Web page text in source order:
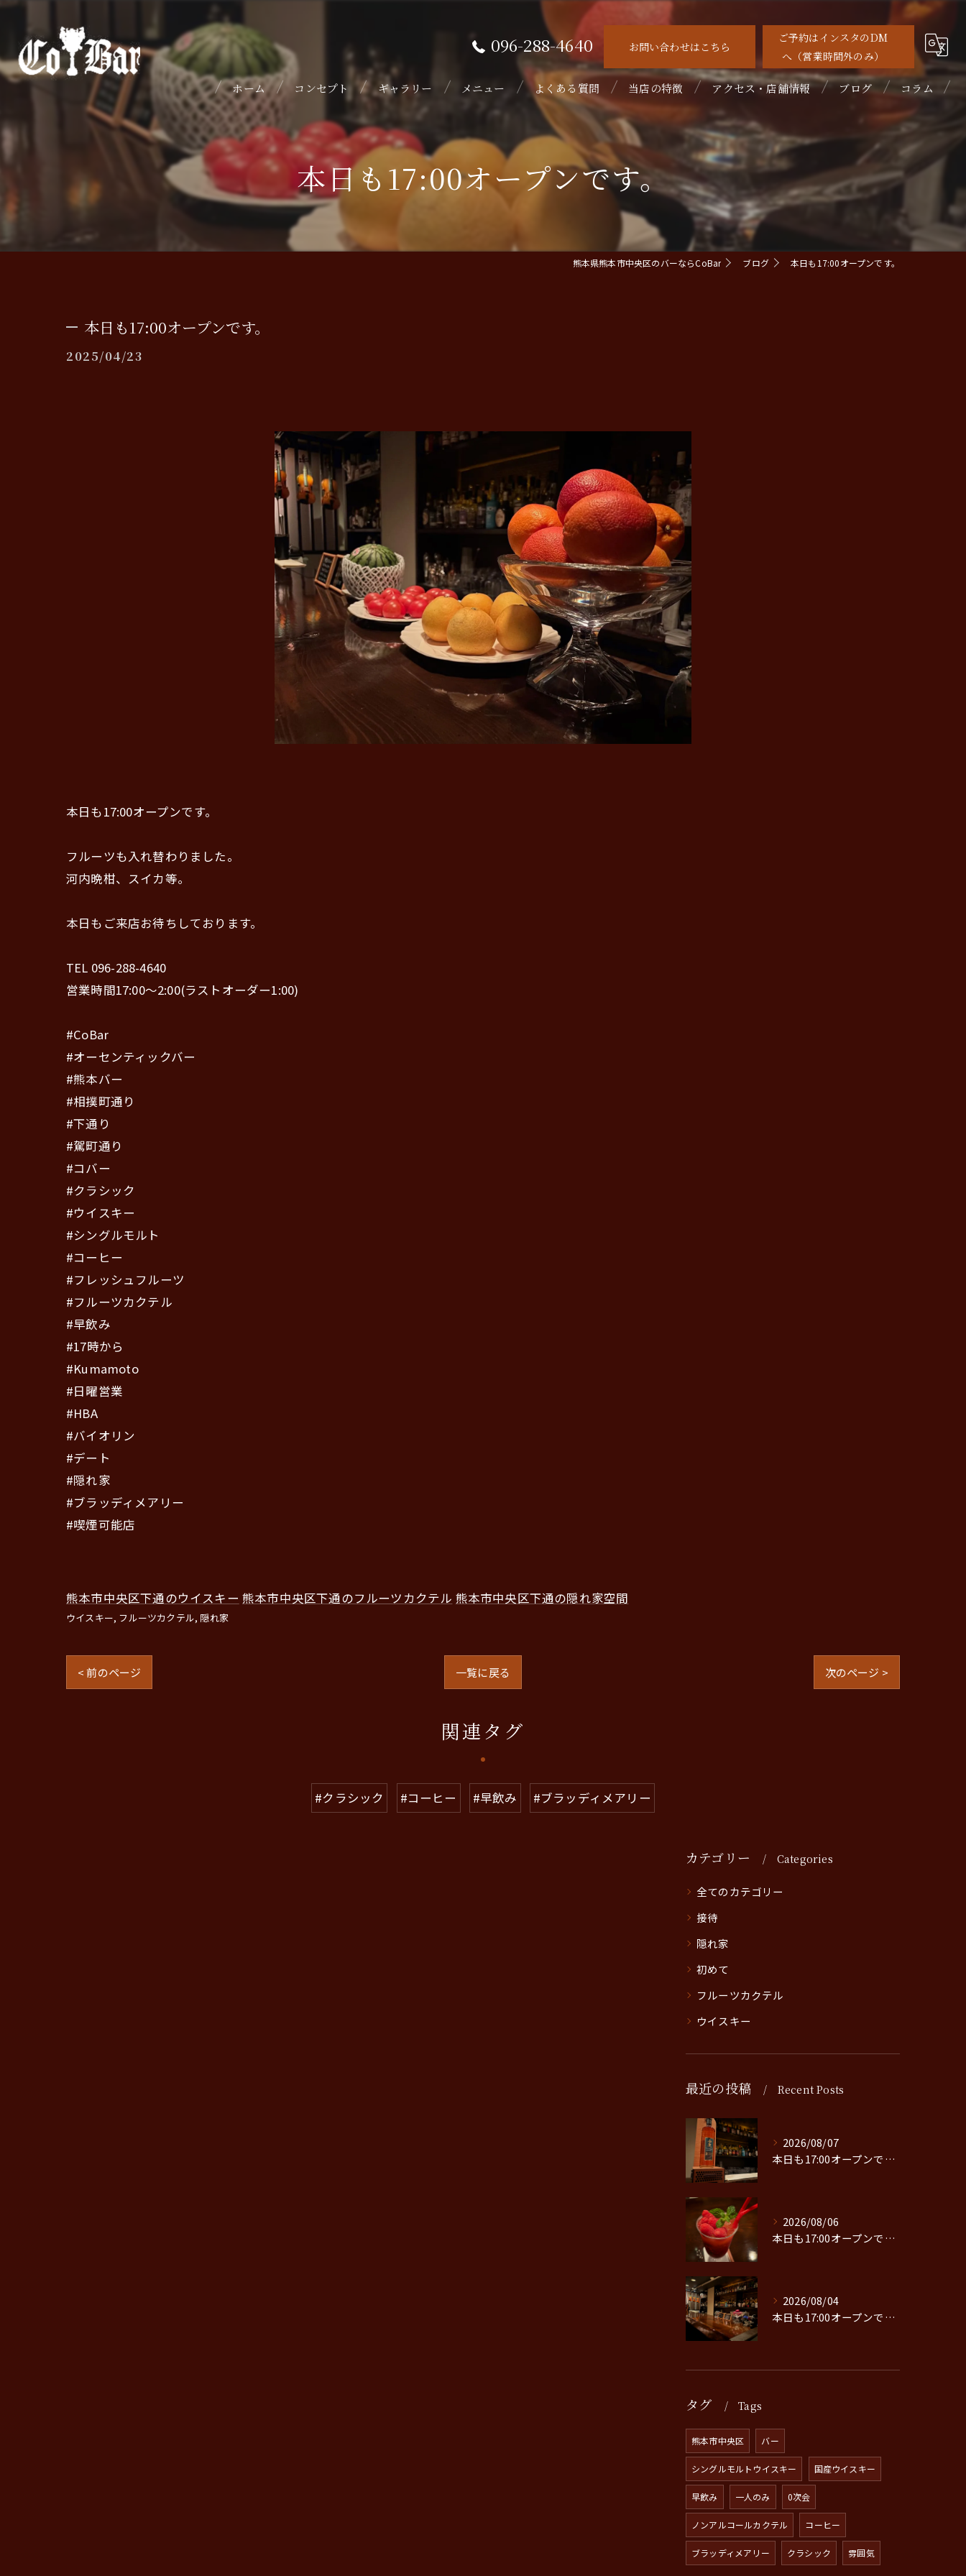
096-288-4640 お問い合わせはこちら
ご予約はインスタのDM
へ（営業時間外のみ）
ホーム コンセプト ギャラリー メニュー よくある質問 当店の特徴
接待
隠れ家
フルーツカクテル
ウイスキー
アクセス・店舗情報 ブログ コラム
本日も17:00オープンです。
熊本県熊本市中央区のバーならCoBar ブログ 本日も17:00オープンです。
本日も17:00オープンです。
2025/04/23
本日も17:00オープンです。
フルーツも入れ替わりました。
河内晩柑、スイカ等。
本日もご来店お待ちしております。
TEL 096-288-4640
営業時間17:00〜2:00(ラストオーダー1:00)
#CoBar
#オーセンティックバー
#熊本バー
#相撲町通り
#下通り
#駕町通り
#コバー
#クラシック
#ウイスキー
#シングルモルト
#コーヒー
#フレッシュフルーツ
#フルーツカクテル
#早飲み
#17時から
#Kumamoto
#日曜営業
#HBA
#バイオリン
#デート
#隠れ家
#ブラッディメアリー
#喫煙可能店
熊本市中央区下通のウイスキー 熊本市中央区下通のフルーツカクテル 熊本市中央区下通の隠れ家空間
ウイスキー フルーツカクテル 隠れ家
< 前のページ 一覧に戻る 次のページ >
関連タグ
#クラシック #コーヒー #早飲み #ブラッディメアリー
カテゴリー Categories
全てのカテゴリー
接待
隠れ家
初めて
フルーツカクテル
ウイスキー
最近の投稿 Recent Posts
2026/08/07
本日も17:00オープンです。
2026/08/06
本日も17:00オープンです。
2026/08/04
本日も17:00オープンです。
タグ Tags
熊本市中央区 バー
シングルモルトウイスキー 国産ウイスキー
早飲み 一人のみ 0次会
ノンアルコールカクテル コーヒー
ブラッディメアリー クラシック 雰囲気